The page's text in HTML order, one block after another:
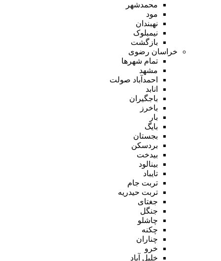
محمدشهر
مود
نهبندان
نیمبلوک
بازگشت
خراسان رضوی
تمام شهر‌ها
مشهد
احمدآباد صولت
انابد
باجگیران
باخرز
بار
بایگ
بجستان
بردسکن
بیدخت
بینالود
تایباد
تربت جام
تربت حیدریه
جغتای
جنگل
چاشلو
چکنه
چناران
خرو
خلیل آباد